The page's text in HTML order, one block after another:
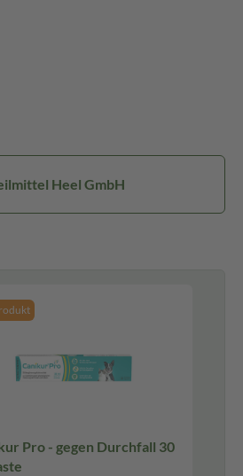
Heel GmbH
Pro - gegen Durchfall 30